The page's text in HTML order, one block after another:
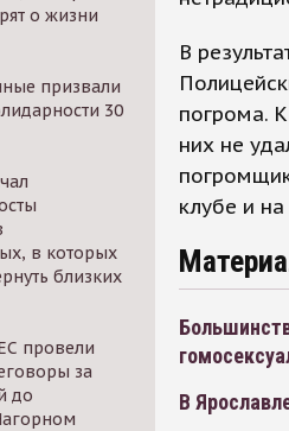
о жизни
призвали
30
в которых
близких
провели
за
до
В
погрома.
них не
клубе и
В